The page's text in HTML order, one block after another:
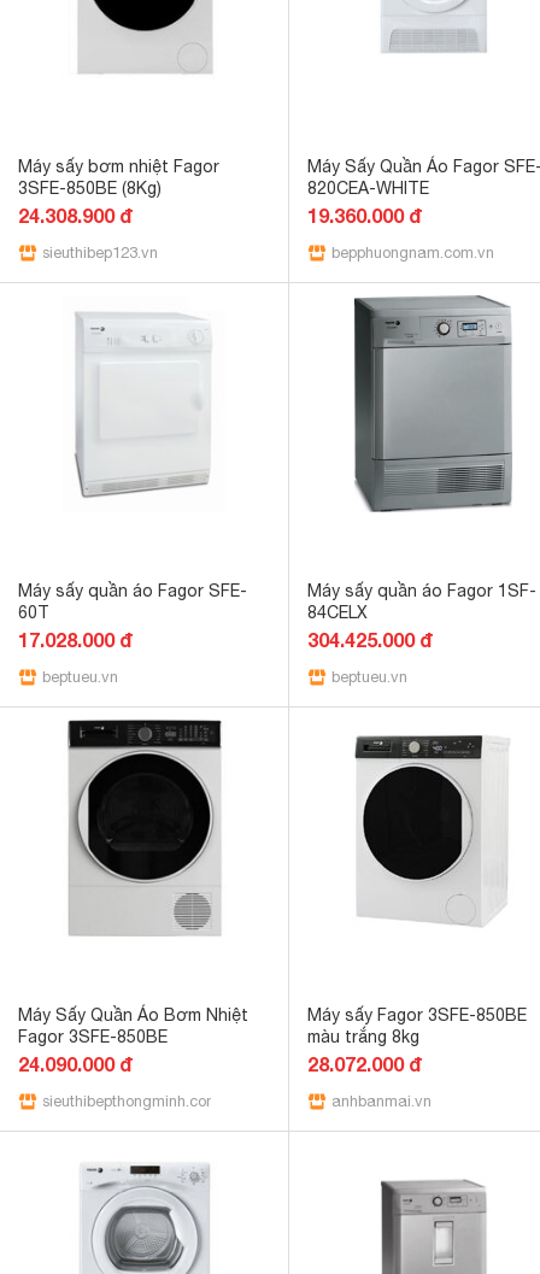
Máy sấy bơm nhiệt Fagor
3SFE-850BE (8Kg)
24.308.900 đ
sieuthibep123.vn
Máy Sấy Quần Áo Fagor
820CEA-WHITE
19.360.000 đ
bepphuongnam.com.vn
Máy sấy quần áo Fagor SFE-
60T
17.028.000 đ
beptueu.vn
Máy sấy quần áo Fagor 1SF-
84CELX
304.425.000 đ
beptueu.vn
Máy Sấy Quần Áo Bơm Nhiệt
Fagor 3SFE-850BE
24.090.000 đ
sieuthibepthongminh.com
Máy sấy Fagor 3SFE-850BE
màu trắng 8kg
28.072.000 đ
anhbanmai.vn